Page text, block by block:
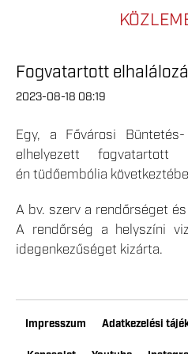
Fogvatartott
2023-08-18 08:19
Egy, a Fővárosi
elhelyezett
én tüdőembólia
A bv. szerv a rendőrséget
A rendőrség a helyszíni
idegenkezűséget kizárta.
Impresszum Adatkezelési